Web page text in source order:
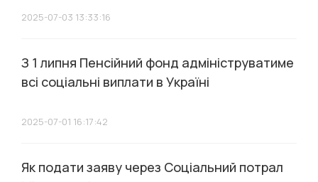
2025-07-03 13:33:16
З 1 липня Пенсійний фонд адмініструватиме
всі соціальні виплати в Україні
2025-07-01 16:17:42
Як подати заяву через Соціальний потрал